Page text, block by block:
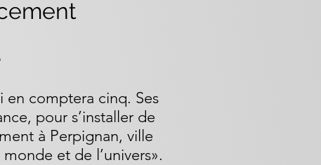
en comptera cinq. Ses
pour s’installer de
à Perpignan, ville
et de l’univers».